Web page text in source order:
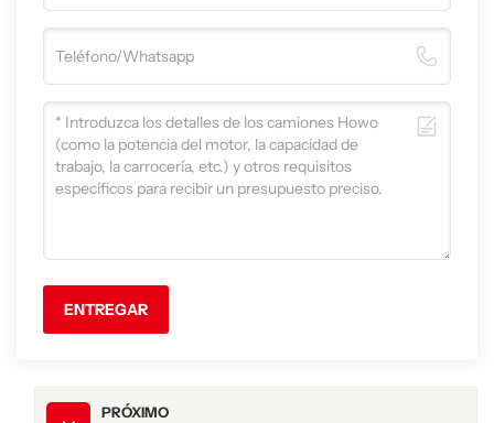
ENTREGAR
PRÓXIMO